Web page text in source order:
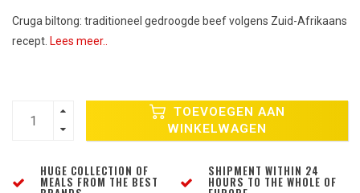
Cruga biltong: traditioneel gedroogde beef volgens Zuid-Afrikaans
recept. Lees meer..
TOEVOEGEN AAN
WINKELWAGEN
HUGE COLLECTION OF
MEALS FROM THE BEST
SHIPMENT WITHIN 24
HOURS TO THE WHOLE OF